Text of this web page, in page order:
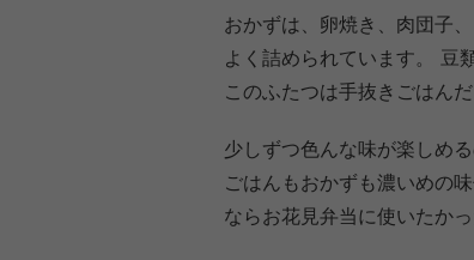
おかずは、卵焼き、肉団子
よく詰められています。 豆
このふたつは手抜きごはん
少しずつ色んな味が楽しめ
ごはんもおかずも濃いめの
ならお花見弁当に使いたか